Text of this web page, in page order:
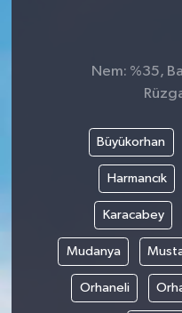
Nem: %35,
Büyükorhan
Harmancık
Karacabey
Mudanya
Orhaneli
Bilim, Teknoloji